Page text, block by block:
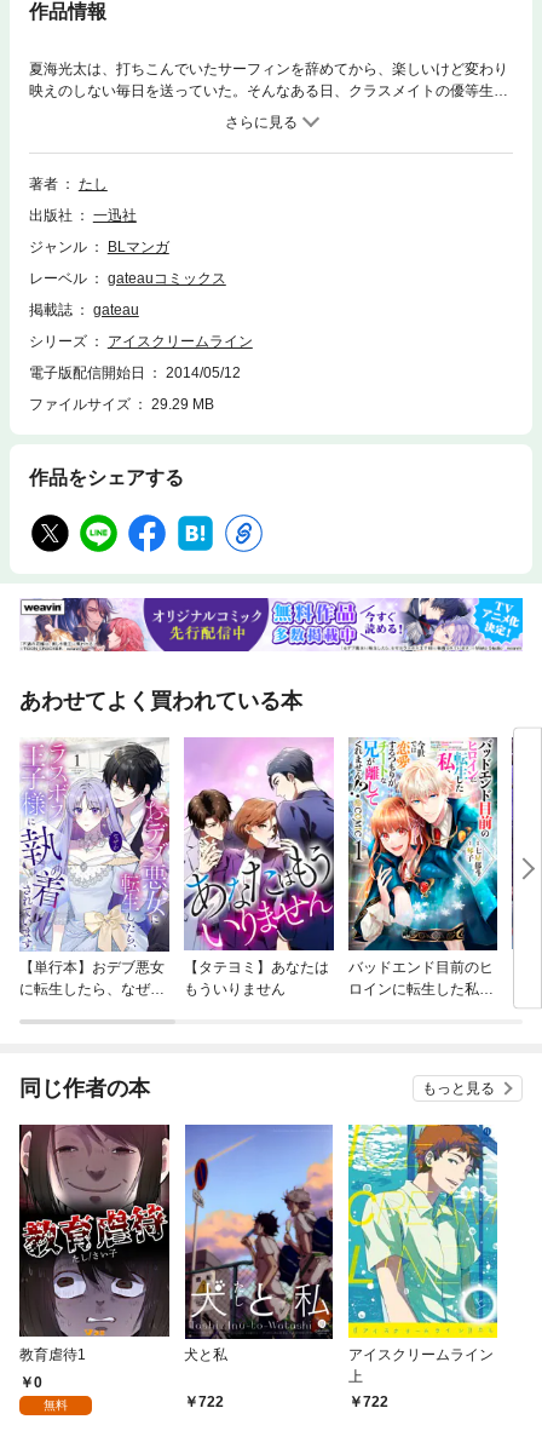
作品情報
夏海光太は、打ちこんでいたサーフィンを辞めてから、楽しいけど変わり
映えのしない毎日を送っていた。そんなある日、クラスメイトの優等生・
尾栗満から誕生日プレゼントをもらう。満のことを意識するようになる光
太。満の気持ちはわからないまま…。夏がくるたびに二人の距離は縮ま
り、いつしかお互いが特別な存在にかわっていく──。
著者
たし
出版社
一迅社
ジャンル
BLマンガ
レーベル
gateauコミックス
掲載誌
gateau
シリーズ
アイスクリームライン
電子版配信開始日
2014/05/12
ファイルサイズ
29.29 MB
作品をシェアする
あわせてよく買われている本
【単行本】おデブ悪女
に転生したら、なぜか
【タテヨミ】あなたは
もういりません
バッドエンド目前のヒ
ロインに転生した私、
同じ作者の本 もっと見る
教育虐待1
0
無料
犬と私
722
アイスクリームライン
上
722